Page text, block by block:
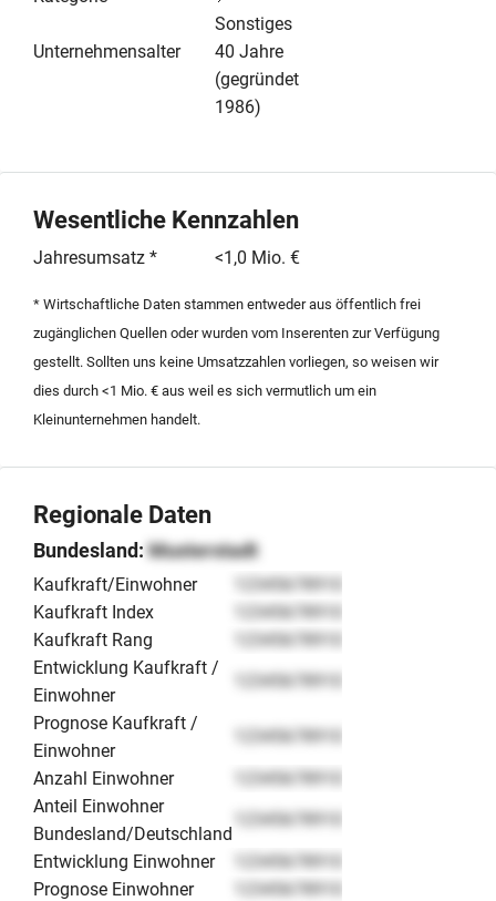
Spezialitäten. Der Betrieb wird voll funktionsfähig
übergeben, sodass eine Übernahme ohne
Unterbrechung des laufenden Geschäftsbetriebs
gewährleistet ist. Sämtliches für den Verkauf
qualifizierte Handwerksmeister, die den Schritt in die
einem lukrativen mobilen Geschäftsmodell in Baden-
Württemberg suchen. Die Übergabe erfolgt nach
Absprache, um einen reibungslosen Übergang für
Sonstiges
Unternehmensalter
40 Jahre
(gegründet
1986)
Wesentliche Kennzahlen
Jahresumsatz * <1,0 Mio. €
* Wirtschaftliche Daten stammen entweder aus öffentlich frei
zugänglichen Quellen oder wurden vom Inserenten zur Verfügung
gestellt. Sollten uns keine Umsatzzahlen vorliegen, so weisen wir
dies durch <1 Mio. € aus weil es sich vermutlich um ein
Kleinunternehmen handelt.
Regionale Daten
Bundesland:Musterstadt
Kaufkraft/Einwohner
12345678910
Kaufkraft Index
12345678910
Kaufkraft Rang
12345678910
Entwicklung Kaufkraft /
Einwohner
12345678910
Prognose Kaufkraft /
Einwohner
12345678910
Anzahl Einwohner
12345678910
Anteil Einwohner
Bundesland/Deutschland
12345678910
Entwicklung Einwohner
12345678910
Prognose Einwohner
12345678910